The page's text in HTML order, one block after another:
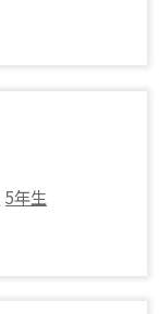
5年生